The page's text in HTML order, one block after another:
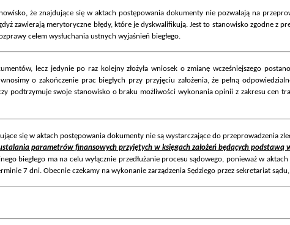
że znajdujące się w aktach postępowania dokumenty nie pozwalają na
zawierają merytoryczne błędy, które je dyskwalifikują. Jest to stanowisko zgodne z
celem wysłuchania ustnych wyjaśnień biegłego.
lecz jedynie po raz kolejny złożyła wniosek o zmianę wcześniejszego
o zakończenie prac biegłych przy przyjęciu założenia, że pełną
podtrzymuje swoje stanowisko o braku możliwości wykonania opinii z zakresu cen
się w aktach postępowania dokumenty nie są wystarczające do przeprowadzenia
parametrów finansowych przyjętych w księgach założeń będących podstawą
biegłego ma na celu wyłącznie przedłużanie procesu sądowego, ponieważ w
7 dni. Obecnie czekamy na wykonanie zarządzenia Sędziego przez sekretariat